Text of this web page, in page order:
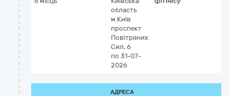
область
м.Київ
проспект
Повітряних
Сил, 6
по 31-07-
2026
АДРЕСА